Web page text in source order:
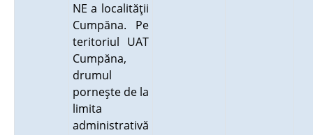
NE a localităţii
Cumpăna. Pe
teritoriul UAT
Cumpăna,
drumul
porneşte de la
limita
administrativă